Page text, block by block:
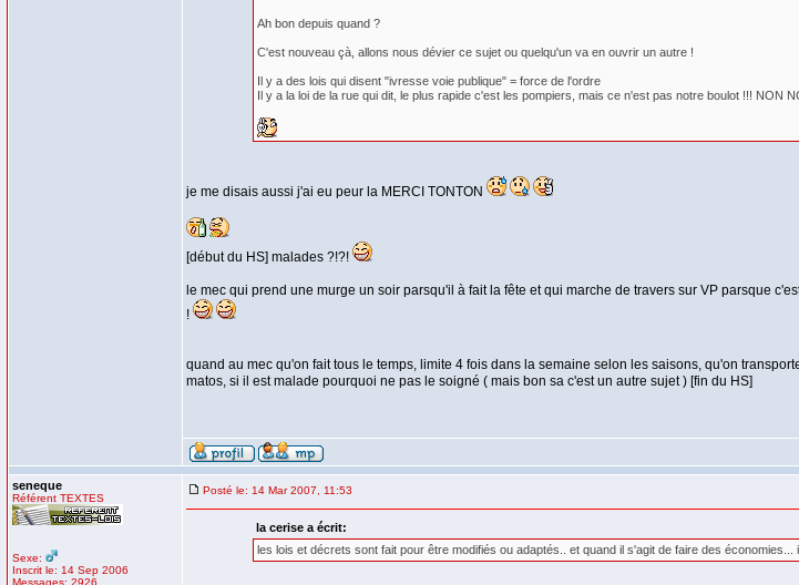
Ah bon depuis quand ?
C'est nouveau çà, allons nous dévier ce sujet ou quelqu'un va en ouvrir un autre !
Il y a des lois qui disent "ivresse voie publique" = force de l'ordre
Il y a la loi de la rue qui dit, le plus rapide c'est les pompiers, mais ce n'est pas notre boulot !!!
je me disais aussi j'ai eu peur la MERCI TONTON
[début du HS] malades ?!?!
le mec qui prend une murge un soir parsqu'il à fait la fête et qui marche de travers sur VP parsque
!
quand au mec qu'on fait tous le temps, limite 4 fois dans la semaine selon les saisons, qu'on
matos, si il est malade pourquoi ne pas le soigné ( mais bon sa c'est un autre sujet ) [fin du HS]
seneque
Référent TEXTES
Sexe:
Inscrit le: 14 Sep 2006
Messages: 2926
Posté le: 14 Mar 2007, 11:53
la cerise a écrit:
les lois et décrets sont fait pour être modifiés ou adaptés.. et quand il s'agit de faire des